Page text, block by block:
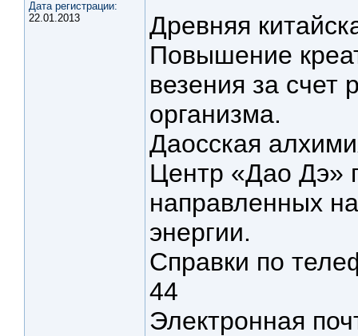
Дата регистрации:
22.01.2013
Древняя
Повышение
везения за счет
организма.
Даосская
Центр «Дао Дэ»
направленных
энергии.
Справки по
44
Электронная